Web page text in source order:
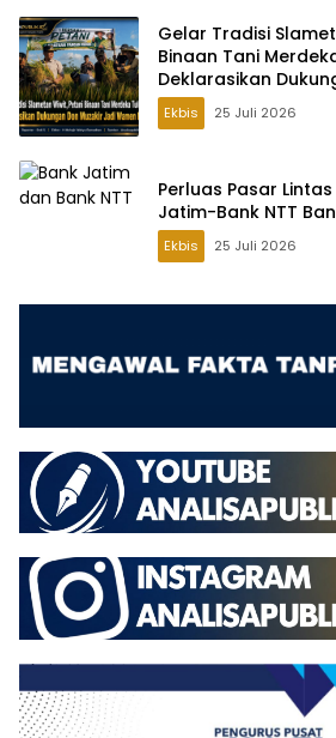
Gelar Tradisi
Binaan Tani
Deklarasikan
Wamen Pertanian
Ekbis 25 Juli 2026
Perluas Pasar
Jatim-Bank NTT
Ekbis 25 Juli 2026